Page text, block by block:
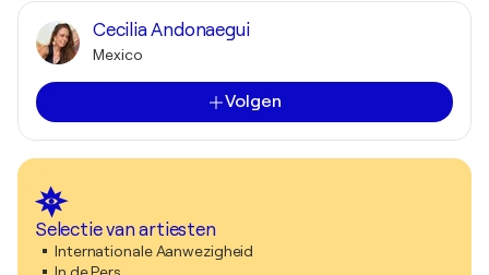
Cecilia Andonaegui
Mexico
Volgen
Selectie van artiesten
Internationale Aanwezigheid